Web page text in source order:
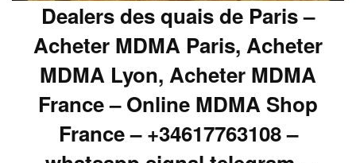
Dealers des quais de Paris –
Acheter MDMA Paris, Acheter
MDMA Lyon, Acheter MDMA
France – Online MDMA Shop
France – +34617763108 –